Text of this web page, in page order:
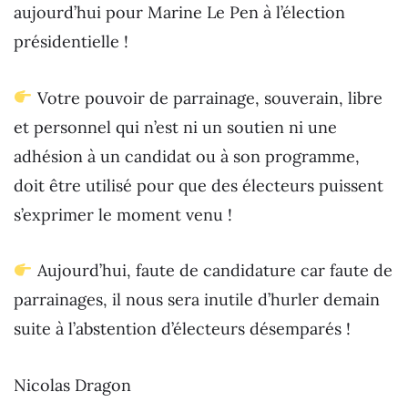
aujourd’hui pour Marine Le Pen à l’élection
présidentielle !
Votre pouvoir de parrainage, souverain, libre
et personnel qui n’est ni un soutien ni une
adhésion à un candidat ou à son programme,
doit être utilisé pour que des électeurs puissent
s’exprimer le moment venu !
Aujourd’hui, faute de candidature car faute de
parrainages, il nous sera inutile d’hurler demain
suite à l’abstention d’électeurs désemparés !
Nicolas Dragon